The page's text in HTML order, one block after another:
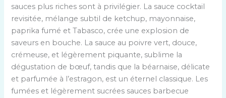
sauces plus riches sont à privilégier. La sauce cocktail
revisitée, mélange subtil de ketchup, mayonnaise,
paprika fumé et Tabasco, crée une explosion de
saveurs en bouche. La sauce au poivre vert, douce,
crémeuse, et légèrement piquante, sublime la
dégustation de bœuf, tandis que la béarnaise, délicate
et parfumée à l’estragon, est un éternel classique. Les
fumées et légèrement sucrées sauces barbecue